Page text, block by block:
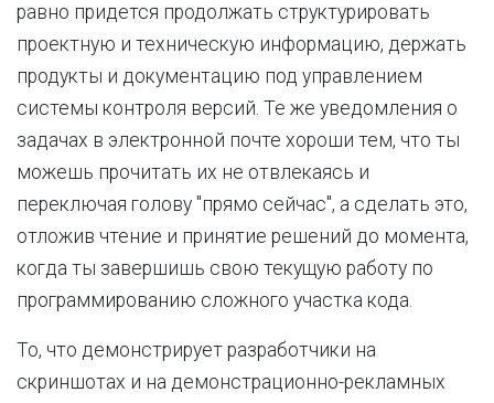
равно придется продолжать структурировать
проектную и техническую информацию, держать
продукты и документацию под управлением
системы контроля версий. Те же уведомления о
задачах в электронной почте хороши тем, что ты
можешь прочитать их не отвлекаясь и
переключая голову "прямо сейчас", а сделать это,
отложив чтение и принятие решений до момента,
когда ты завершишь свою текущую работу по
программированию сложного участка кода.
То, что демонстрирует разработчики на
скриншотах и на демонстрационно-рекламных